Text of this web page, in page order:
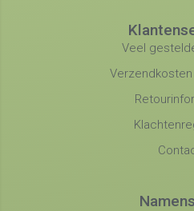
Veel